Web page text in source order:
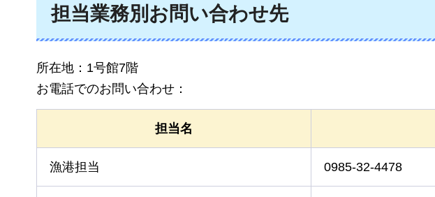
担当業務別お問い合わせ先
所在地：1号館7階
お電話でのお問い合わせ：
担当名
漁港担当 0985-32-4478